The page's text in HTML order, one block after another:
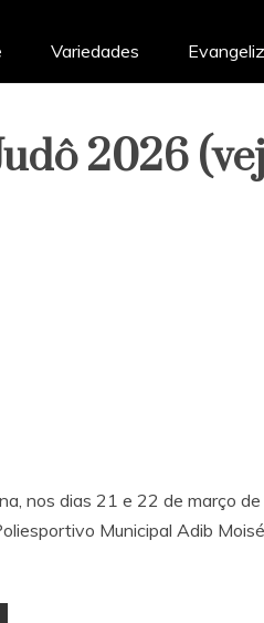
Variedades
2026
nos dias 21 e 22 de março
Municipal Adib